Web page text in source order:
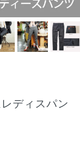
ディスパン